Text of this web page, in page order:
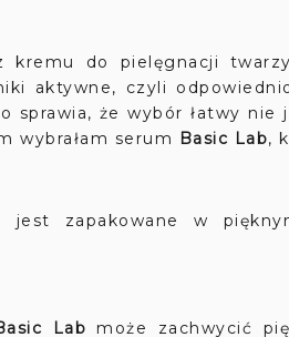
twarzy,
aktywne, czyli
sprawia, że wybór łatwy
wybrałam serum Basic Lab,
zapakowane w
Lab może zachwycić